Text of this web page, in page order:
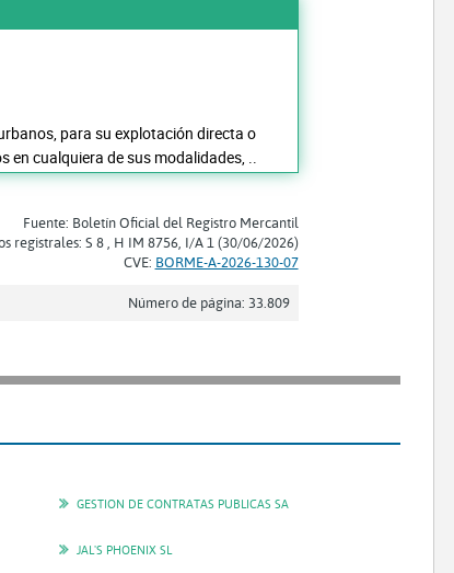
para su explotación directa o
en cualquiera de sus modalidades, ..
Fuente: Boletín Oficial del Registro Mercantil
registrales: S 8 , H IM 8756, I/A 1 (30/06/2026)
CVE: BORME-A-2026-130-07
Número de página: 33.809
GESTION DE CONTRATAS PUBLICAS SA
JAL'S PHOENIX SL